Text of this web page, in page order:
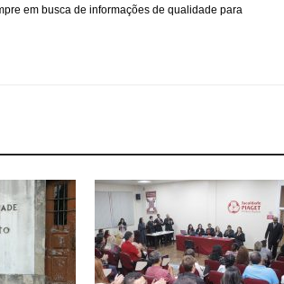
em busca de informações de qualidade para